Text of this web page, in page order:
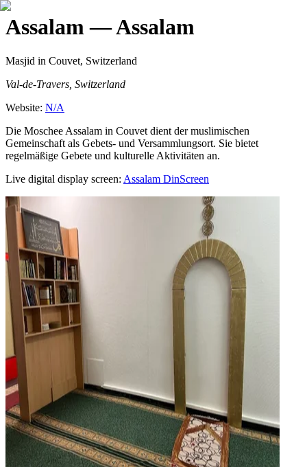
Assalam— Assalam
Masjid in Couvet, Switzerland
Val-de-Travers, Switzerland
Website: N/A
Die Moschee Assalam in Couvet dient der muslimischen
Gemeinschaft als Gebets- und Versammlungsort. Sie bietet
regelmäßige Gebete und kulturelle Aktivitäten an.
Live digital display screen: Assalam DinScreen